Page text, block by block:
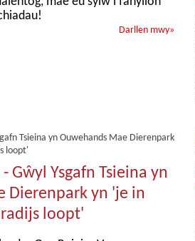
Darllen mwy»
Gŵyl Ysgafn Tsieina yn
Dierenpark yn 'je in
loopt'